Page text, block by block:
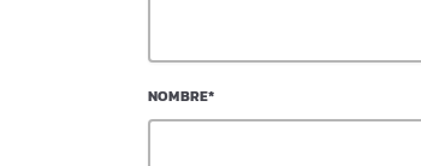
NOMBRE*